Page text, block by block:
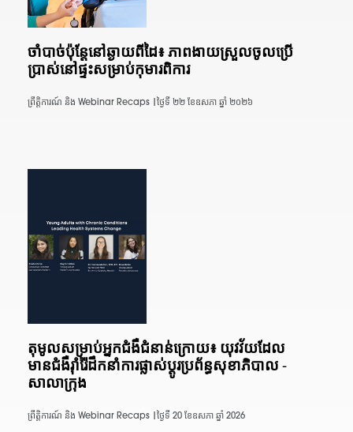
ចាំបាច់ប៉ុន្តែនៅឆ្ងាយពីដៃ៖ ភាពងាយស្រួលចូលប្រើ
ប្រាស់នៅផ្ទះសម្រាប់កុមារពិការ
ព្រឹត្តិការណ៍ និង Webinar Recaps | ថ្ងៃទី ២២ ខែឧសភា ឆ្នាំ ២០២៦
តុមូលសម្រាប់អ្នកជំងឺជំនាន់ក្រោយ៖ យុវវ័យដែល
មានជំងឺរ៉ាំរ៉ៃដឹកនាំការផ្លាស់ប្តូរប្រព័ន្ធសុខាភិបាល -
សាលាក្រុង
ព្រឹត្តិការណ៍ និង Webinar Recaps | ថ្ងៃទី 20 ខែឧសភា ឆ្នាំ 2026